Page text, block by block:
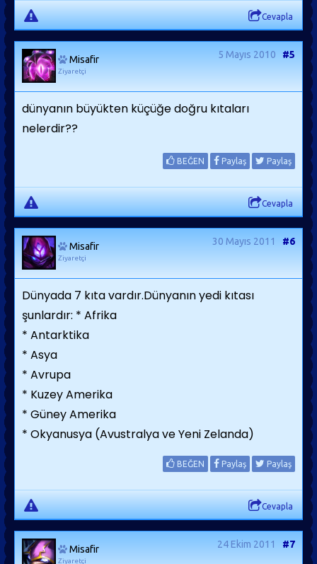
Cevapla
Misafir
Ziyaretçi
5 Mayıs 2010 #5
dünyanın büyükten küçüğe doğru kıtaları
nelerdir??
BEĞEN Paylaş Paylaş
Cevapla
Misafir
Ziyaretçi
30 Mayıs 2011 #6
Dünyada 7 kıta vardır.Dünyanın yedi kıtası
şunlardır: * Afrika
* Antarktika
* Asya
* Avrupa
* Kuzey Amerika
* Güney Amerika
* Okyanusya (Avustralya ve Yeni Zelanda)
BEĞEN Paylaş Paylaş
Cevapla
Misafir
Ziyaretçi
24 Ekim 2011 #7